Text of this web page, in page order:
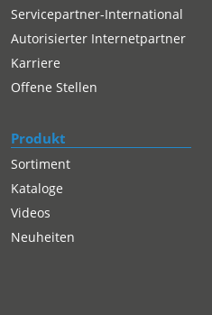
Servicepartner-International
Autorisierter Internetpartner
Karriere
Offene Stellen
Produkt
Sortiment
Kataloge
Videos
Neuheiten